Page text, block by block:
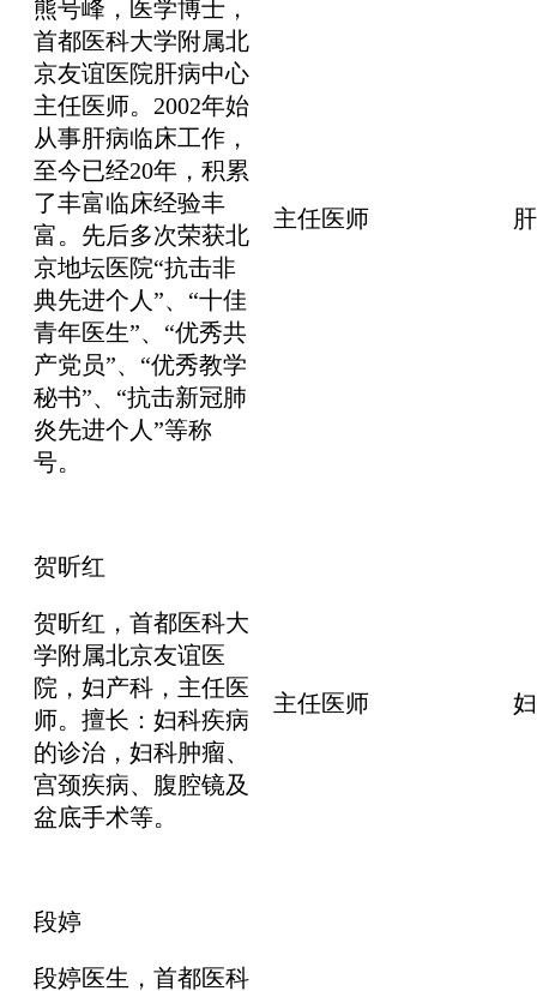
熊号峰，医学博士，
首都医科大学附属北
京友谊医院肝病中心
主任医师。2002年始
从事肝病临床工作，
至今已经20年，积累
了丰富临床经验丰
富。先后多次荣获北
京地坛医院“抗击非
典先进个人”、“十佳
青年医生”、“优秀共
产党员”、“优秀教学
秘书”、“抗击新冠肺
炎先进个人”等称
号。
主任医师
贺昕红
贺昕红，首都医科大
学附属北京友谊医
院，妇产科，主任医
师。擅长：妇科疾病
的诊治，妇科肿瘤、
宫颈疾病、腹腔镜及
盆底手术等。
主任医师
段婷
段婷医生，首都医科